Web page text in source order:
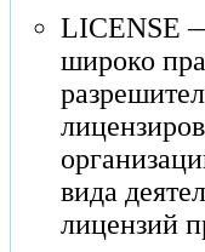
LICENSE
широко
вида
лицензий